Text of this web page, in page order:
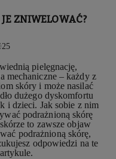
ZNIWELOWAĆ?
pielęgnację,
mechaniczne – każdy z
skóry i może nasilać
dużego dyskomfortu
i dzieci. Jak sobie z nim
podrażnioną skórę
to zawsze objaw
podrażnioną skórę,
odpowiedzi na te